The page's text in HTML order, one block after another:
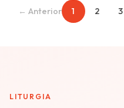
← Anterior 1 2 3
LITURGIA